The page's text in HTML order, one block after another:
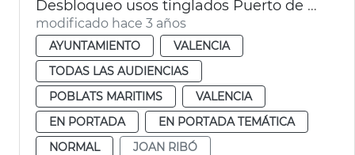
Desbloqueo usos tinglados Puerto de València
modificado hace 3 años
AYUNTAMIENTO
VALENCIA
TODAS LAS AUDIENCIAS
POBLATS MARITIMS
VALENCIA
EN PORTADA
EN PORTADA TEMÁTICA
NORMAL
JOAN RIBÓ